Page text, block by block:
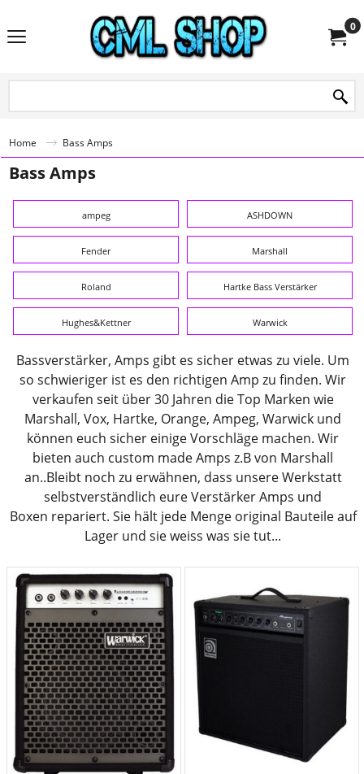
0
Home Bass Amps
Bass Amps
ampeg ASHDOWN
Fender Marshall
Roland Hartke Bass Verstärker
Hughes&Kettner Warwick
Bassverstärker, Amps gibt es sicher etwas zu viele. Um
so schwieriger ist es den richtigen Amp zu finden. Wir
verkaufen seit über 30 Jahren die Top Marken wie
Marshall, Vox, Hartke, Orange, Ampeg, Warwick und
können euch sicher einige Vorschläge machen. Wir
bieten auch custom made Amps z.B von Marshall
an..Bleibt noch zu erwähnen, dass unsere Werkstatt
selbstverständlich eure Verstärker Amps und
Boxen repariert. Sie hält jede Menge original Bauteile auf
Lager und sie weiss was sie tut...